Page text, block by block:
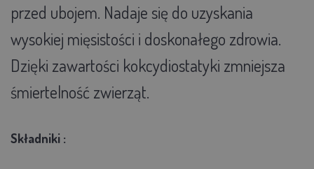
przed ubojem. Nadaje się do uzyskania
wysokiej mięsistości i doskonałego zdrowia.
Dzięki zawartości kokcydiostatyki zmniejsza
śmiertelność zwierząt.
Składniki :